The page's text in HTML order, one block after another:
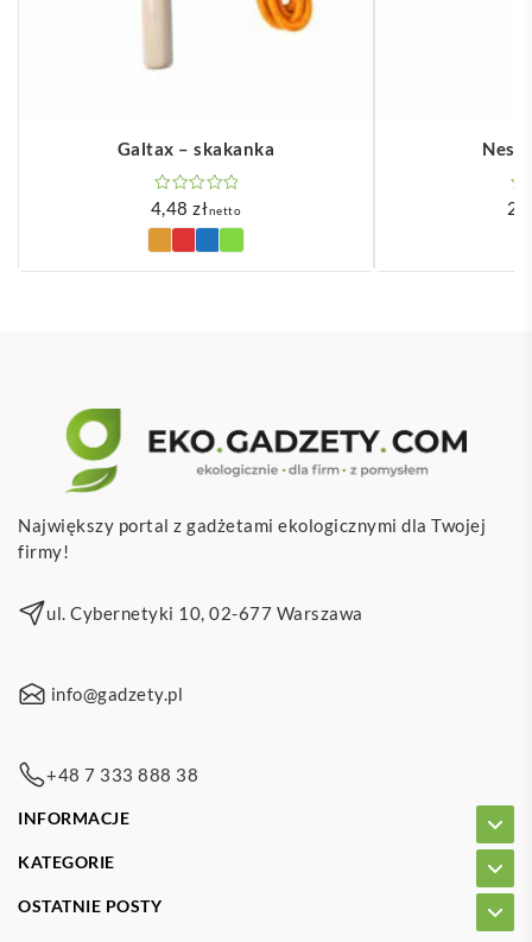
Galtax – skakanka
4,48złnetto
Największy portal z gadżetami ekologicznymi dla Twojej
firmy!
ul. Cybernetyki 10, 02-677 Warszawa
info@gadzety.pl
+48 7 333 888 38
INFORMACJE
KATEGORIE
OSTATNIE POSTY